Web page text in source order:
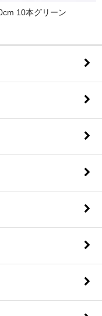
10本グリーン